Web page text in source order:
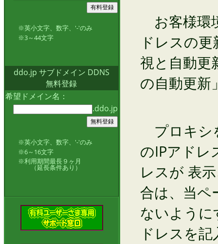
※英小文字、数字、'-'のみ
※3～44文字
ddo.jp サブドメイン DDNS
無料登録
希望ドメイン名：
.ddo.jp
※英小文字、数字、'-'のみ
※6～16文字
※利用期間最長９ヶ月
（延長条件あり）
お客様環
ドレスの
視と自動更
の自動更新
プロキシ
のIPアドレ
レスが 表
合は、当ペ
ないように
ドレスを